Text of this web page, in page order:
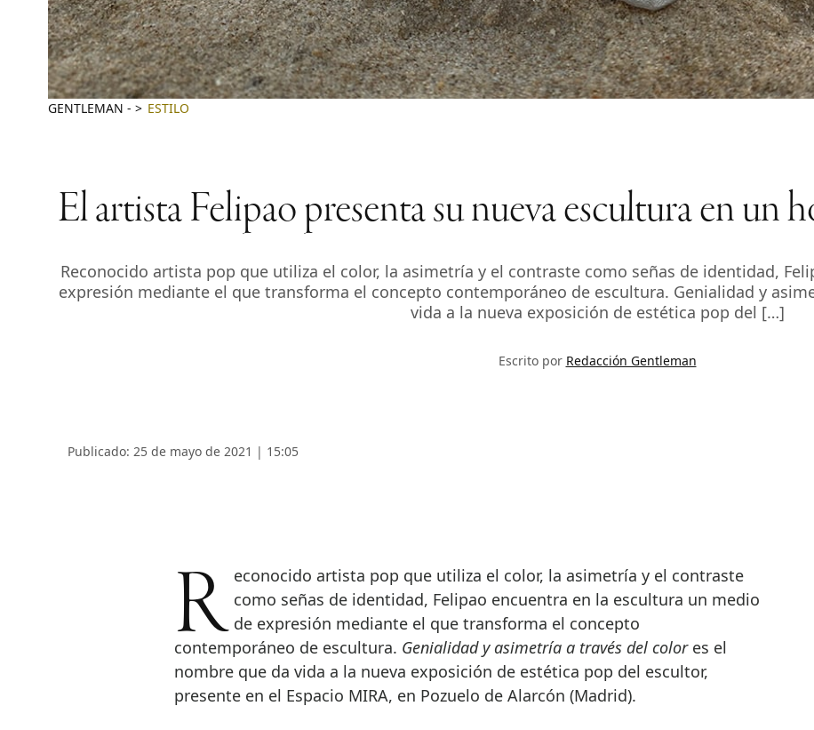
GENTLEMAN - ESTILO
El artista Felipao presenta su nueva escultura en un
Reconocido artista pop que utiliza el color, la asimetría y el contraste como señas de identidad,
expresión mediante el que transforma el concepto contemporáneo de escultura. Genialidad y
vida a la nueva exposición de estética pop del […]
Escrito por Redacción Gentleman
Publicado: 25 de mayo de 2021 | 15:05
Reconocido artista pop que utiliza el color, la asimetría y el contraste como señas de identidad, Felipao encuentra en la escultura un medio
de expresión mediante el que transforma el concepto
contemporáneo de escultura. Genialidad y asimetría a través del colores el
nombre que da vida a la nueva exposición de estética pop del escultor,
presente en el Espacio MIRA, en Pozuelo de Alarcón (Madrid).